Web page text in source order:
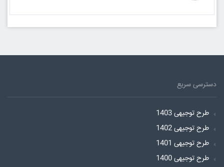
دسترسی سریع
طرح توجیهی 1403
طرح توجیهی 1402
طرح توجیهی 1401
طرح توجیهی 1400